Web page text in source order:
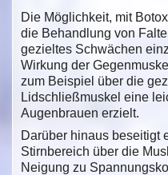
Die Möglichkeit, mit
die Behandlung von
gezieltes Schwächen
Wirkung der
zum Beispiel über die
Lidschließmuskel eine
Augenbrauen erzielt.
Darüber hinaus beseitigt
Stirnbereich über die
Neigung zu